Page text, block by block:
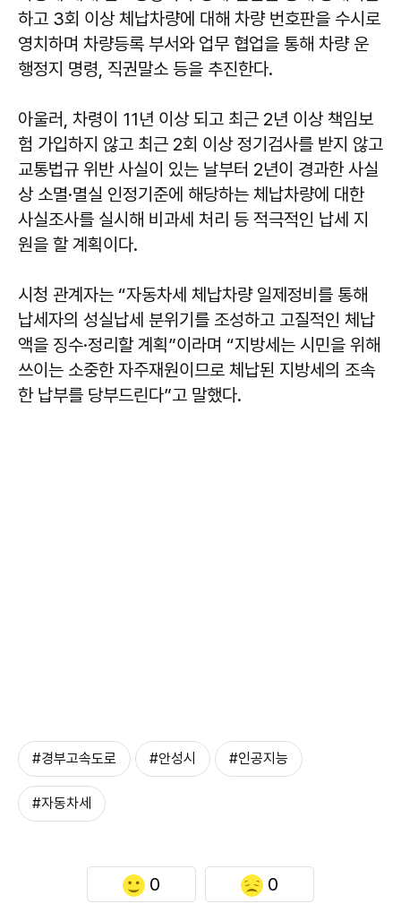
하고 3회 이상 체납차량에 대해 차량 번호판을 수시로
영치하며 차량등록 부서와 업무 협업을 통해 차량 운
행정지 명령, 직권말소 등을 추진한다.
아울러, 차령이 11년 이상 되고 최근 2년 이상 책임보
험 가입하지 않고 최근 2회 이상 정기검사를 받지 않고
교통법규 위반 사실이 있는 날부터 2년이 경과한 사실
상 소멸·멸실 인정기준에 해당하는 체납차량에 대한
사실조사를 실시해 비과세 처리 등 적극적인 납세 지
원을 할 계획이다.
시청 관계자는 “자동차세 체납차량 일제정비를 통해
납세자의 성실납세 분위기를 조성하고 고질적인 체납
액을 징수·정리할 계획”이라며 “지방세는 시민을 위해
쓰이는 소중한 자주재원이므로 체납된 지방세의 조속
한 납부를 당부드린다”고 말했다.
#경부고속도로 #안성시 #인공지능
#자동차세
0 0